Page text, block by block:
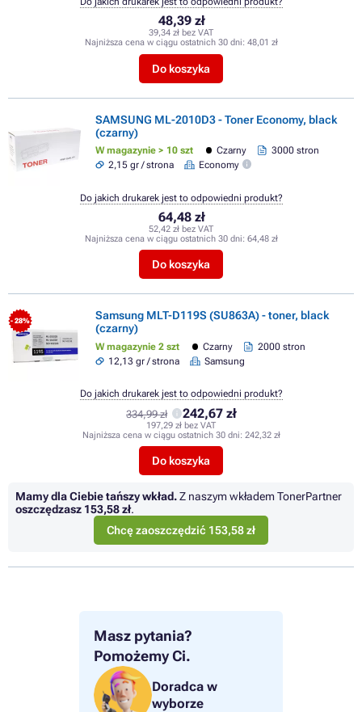
Masz pytania?
Pomożemy Ci.
Doradca w
wyborze
48,39 zł
39,34 zł bez VAT
Najniższa cena w ciągu ostatnich 30 dni: 48,01 zł
Do koszyka
SAMSUNG ML-2010D3 - Toner Economy, black
(czarny)
W magazynie > 10 szt Czarny
3000 stron
2,15 gr / strona
Economy
64,48 zł
52,42 zł bez VAT
Najniższa cena w ciągu ostatnich 30 dni: 64,48 zł
Do koszyka
Do jakich drukarek jest to odpowiedni produkt?
- 28%
Samsung MLT-D119S (SU863A) - toner, black
(czarny)
W magazynie 2 szt Czarny
2000 stron
12,13 gr / strona
Samsung
334,99 zł 242,67 zł
197,29 zł bez VAT
Najniższa cena w ciągu ostatnich 30 dni: 242,32 zł
Do koszyka
Do jakich drukarek jest to odpowiedni produkt?
Mamy dla Ciebie tańszy wkład.Z naszym wkładem TonerPartner
oszczędzasz 153,58 zł.
Chcę zaoszczędzić 153,58 zł